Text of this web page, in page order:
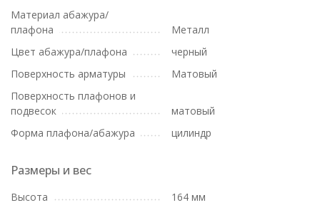
Материал абажура/
плафона
Металл
Цвет абажура/плафона
черный
Поверхность арматуры
Матовый
Поверхность плафонов и
подвесок
матовый
Форма плафона/абажура
цилиндр
Размеры и вес
Высота
164 мм